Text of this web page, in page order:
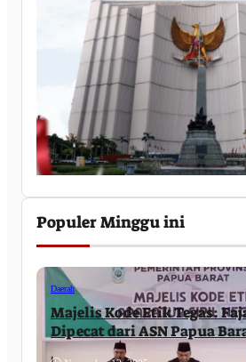
Populer Minggu ini
Daerah
Majelis Kode Etik Tegas:
Dipecat dari ASN Papua